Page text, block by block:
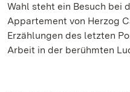
Wahl steht ein Besuch bei
Appartement von Herzog
Erzählungen des letzten
Arbeit in der berühmten